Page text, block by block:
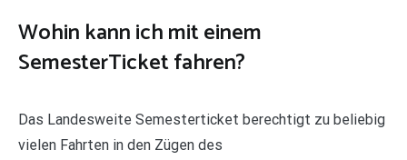
Wohin kann ich mit einem
SemesterTicket fahren?
Das Landesweite Semesterticket berechtigt zu beliebig
vielen Fahrten in den Zügen des